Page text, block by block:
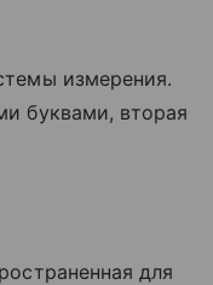
измерения.
буквами, вторая
для